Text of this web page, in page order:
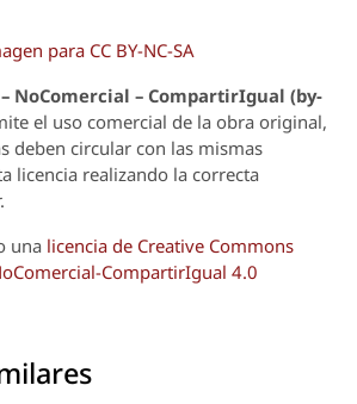
NoComercial – CompartirIgual (by-
el uso comercial de la obra original,
deben circular con las mismas
licencia realizando la correcta
una licencia de Creative Commons
CompartirIgual 4.0